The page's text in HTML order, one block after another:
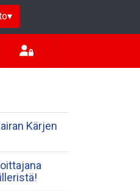
▾
Kärjen